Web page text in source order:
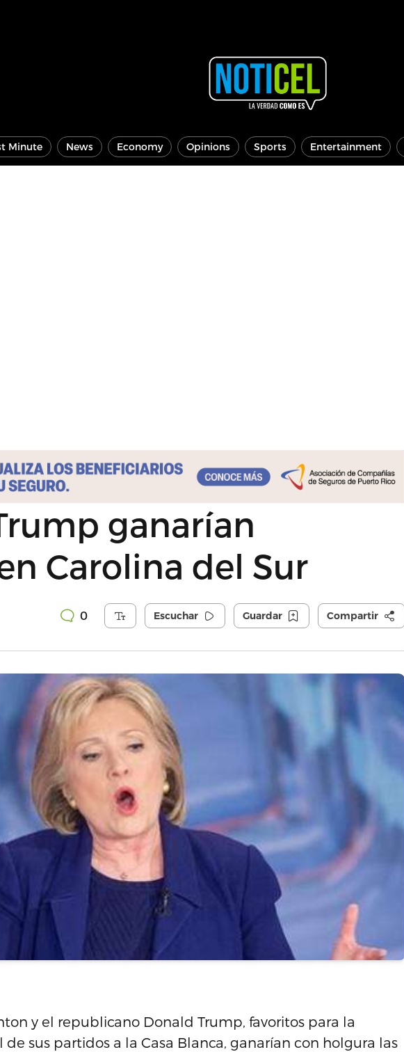
Minute News Economy Opinions Sports Entertainment
ganarían
Carolina del Sur
0 Escuchar Guardar Compartir
y el republicano Donald Trump, favoritos para la
sus partidos a la Casa Blanca, ganarían con holgura las